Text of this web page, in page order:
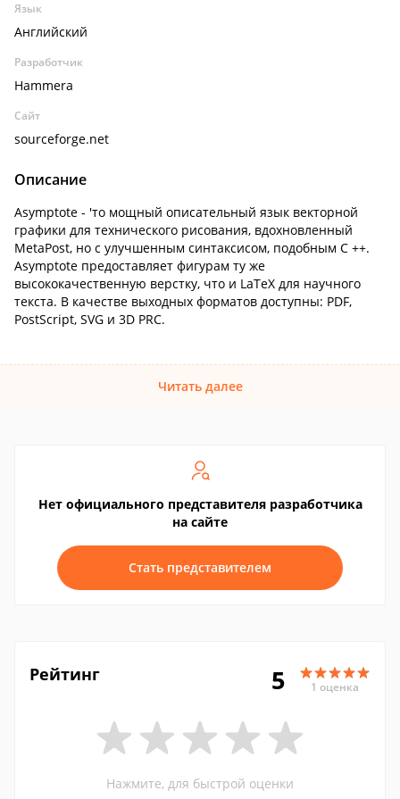
Язык
Английский
Разработчик
Hammera
Сайт
sourceforge.net
Описание
Asymptote - 'то мощный описательный язык векторной
графики для технического рисования, вдохновленный
MetaPost, но с улучшенным синтаксисом, подобным C ++.
Asymptote предоставляет фигурам ту же
высококачественную верстку, что и LaTeX для научного
текста. В качестве выходных форматов доступны: PDF,
PostScript, SVG и 3D PRC.
Читать далее
Нет официального представителя разработчика
на сайте
Стать представителем
Рейтинг 5 1 оценка
Нажмите, для быстрой оценки